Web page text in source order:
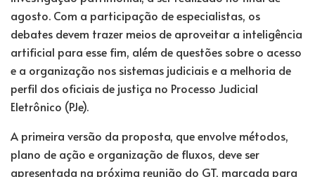
agosto. Com a participação de especialistas, os
debates devem trazer meios de aproveitar a inteligência
artificial para esse fim, além de questões sobre o acesso
e a organização nos sistemas judiciais e a melhoria de
perfil dos oficiais de justiça no Processo Judicial
Eletrônico (PJe).
A primeira versão da proposta, que envolve métodos,
plano de ação e organização de fluxos, deve ser
apresentada na próxima reunião do GT, marcada para